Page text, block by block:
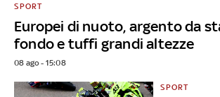
Europei di nuoto, argento da
fondo e tuffi grandi altezze
SPORT
08 ago - 15:08
SPORT